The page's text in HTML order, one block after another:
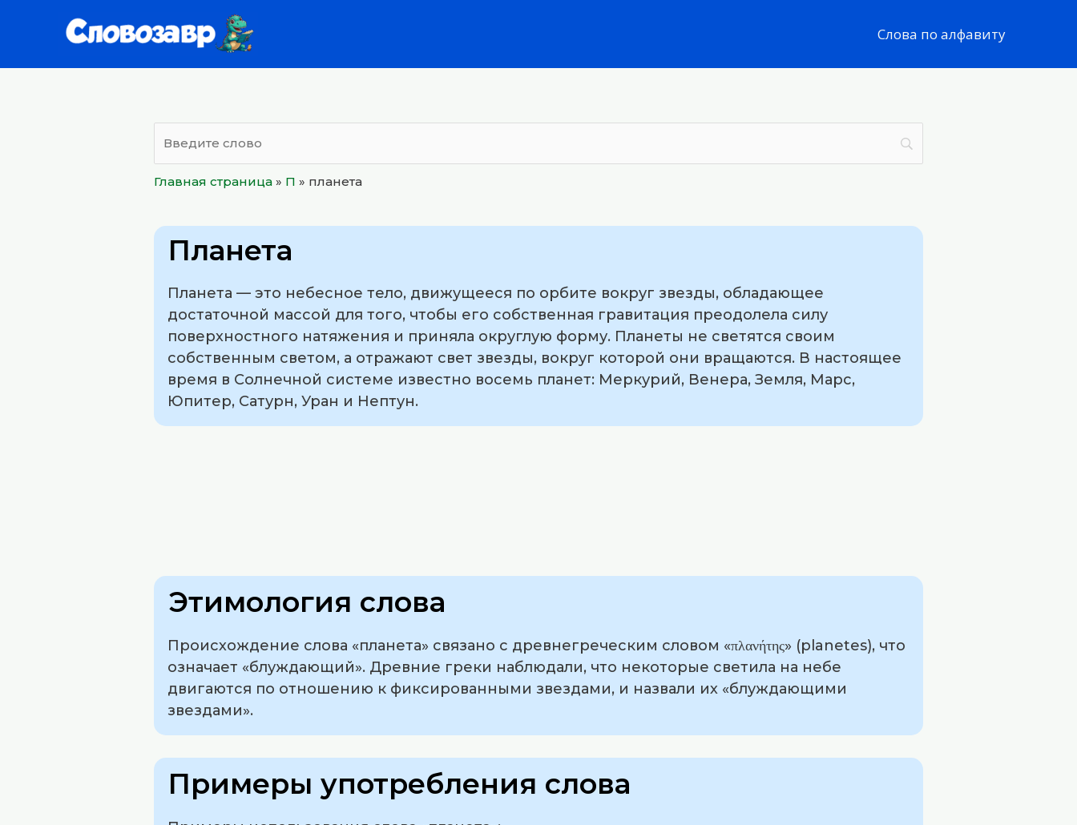
Слова по алфавиту
Главная страница » П » планета
Планета
Планета — это небесное тело, движущееся по орбите вокруг звезды, обладающее
достаточной массой для того, чтобы его собственная гравитация преодолела силу
поверхностного натяжения и приняла округлую форму. Планеты не светятся своим
собственным светом, а отражают свет звезды, вокруг которой они вращаются. В настоящее
время в Солнечной системе известно восемь планет: Меркурий, Венера, Земля, Марс,
Юпитер, Сатурн, Уран и Нептун.
Этимология слова
Происхождение слова «планета» связано с древнегреческим словом «πλανήτης» (planetes), что
означает «блуждающий». Древние греки наблюдали, что некоторые светила на небе
двигаются по отношению к фиксированными звездами, и назвали их «блуждающими
звездами».
Примеры употребления слова